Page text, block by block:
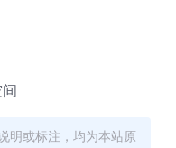
明或标注，均为本站原